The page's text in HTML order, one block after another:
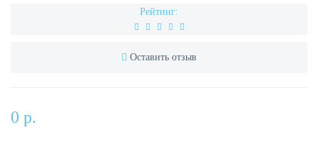
Рейтинг:
Оставить отзыв
0 р.